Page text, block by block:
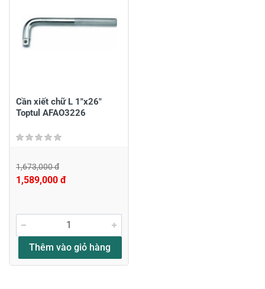
Gửi nhận xét
Cần xiết chữ L 1"x26"
Toptul AFAO3226
1,673,000 đ
1,589,000 đ
Thêm vào giỏ hàng